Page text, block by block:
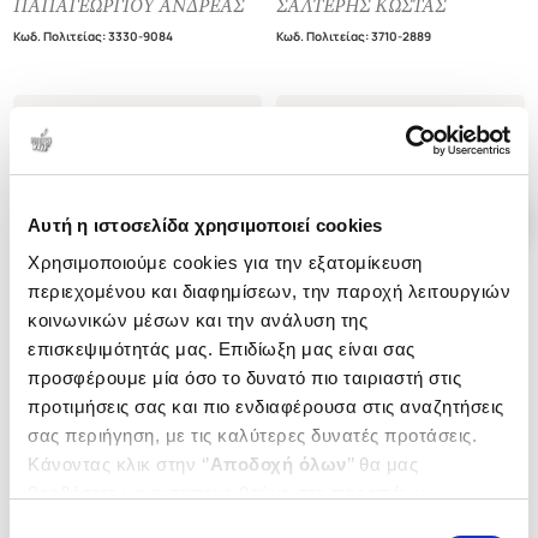
Αυτή η ιστοσελίδα χρησιμοποιεί cookies
Χρησιμοποιούμε cookies για την εξατομίκευση
περιεχομένου και διαφημίσεων, την παροχή λειτουργιών
κοινωνικών μέσων και την ανάλυση της
επισκεψιμότητάς μας. Επιδίωξη μας είναι σας
προσφέρουμε μία όσο το δυνατό πιο ταιριαστή στις
προτιμήσεις σας και πιο ενδιαφέρουσα στις αναζητήσεις
σας περιήγηση, με τις καλύτερες δυνατές προτάσεις.
Κάνοντας κλικ στην ‘’Αποδοχή όλων’’ θα μας
ΦΑΚΕΛΟΣ ΥΛΙΚΟΥ - ΟΜΑΔΑ
ΠΑΠΑΓΕΩΡΓΙΟΥ ΑΝΔΡΕΑΣ
Κωδ. Πολιτείας:3330-9084
Τιμή Έκδοσης
(ΠΡΟΣΑΝΑΤΟΛΙΣΜΟΣ ΘΕΤΙΚΩΝ
ΣΑΛΤΕΡΗΣ ΚΩΣΤΑΣ
Κωδ. Πολιτείας:3710-2889
€
Τιμή Πολιτείας